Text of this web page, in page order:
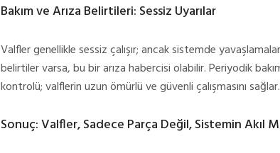
Bakım ve Arıza Belirtileri: Sessiz Uyarılar
Valfler genellikle sessiz çalışır; ancak sistemde
belirtiler varsa, bu bir arıza habercisi olabilir. Periyodik
kontrolü; valflerin uzun ömürlü ve güvenli çalışmasını sağlar.
Sonuç: Valfler, Sadece Parça Değil, Sistemin Akıl